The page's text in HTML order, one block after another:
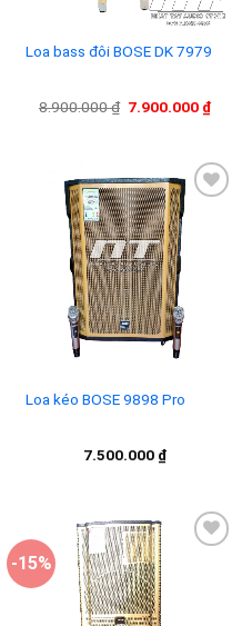
Loa bass đôi BOSE DK 7979
8.900.000₫ Giá
7.900.000 ₫Giá
wishlist
Loa kéo BOSE 9898 Pro
7.500.000 ₫
-15%